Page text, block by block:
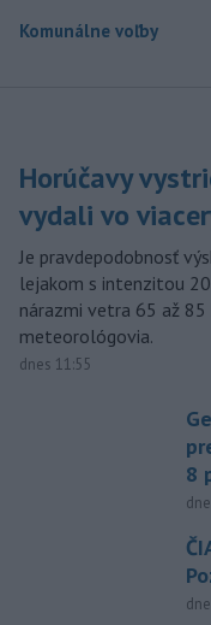
Komunálne voľby
Horúčavy
vydali vo
Je pravdepodobnosť
lejakom s intenzitou
nárazmi vetra 65 až
meteorológovia.
dnes 11:55
8